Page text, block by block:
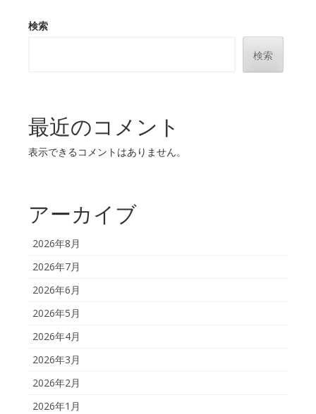
検索
検索
最近のコメント
表示できるコメントはありません。
アーカイブ
2026年8月
2026年7月
2026年6月
2026年5月
2026年4月
2026年3月
2026年2月
2026年1月